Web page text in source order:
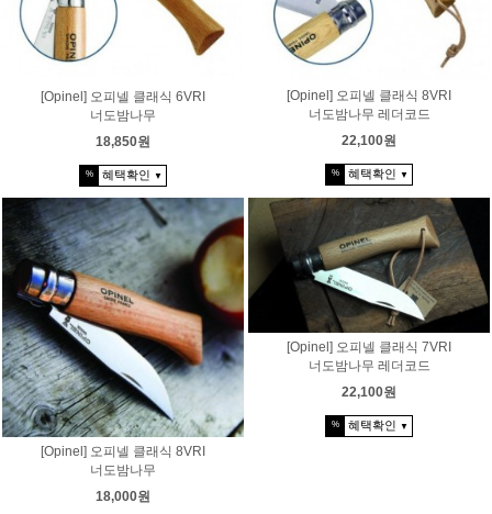
[Opinel] 오피넬 클래식 6VRI
너도밤나무
18,850원
% 혜택확인 ▼
[Opinel] 오피넬 클래식 8VRI
너도밤나무 레더코드
22,100원
% 혜택확인 ▼
[Opinel] 오피넬 클래식 8VRI
너도밤나무
18,000원
[Opinel] 오피넬 클래식 7VRI
너도밤나무 레더코드
22,100원
% 혜택확인 ▼